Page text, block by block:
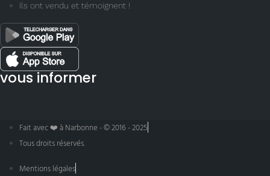
Ils ont vendu et témoignent !
vous informer
Fait avec ❤️ à Narbonne - © 2016 - 2025
Tous droits réservés.
Mentions légales